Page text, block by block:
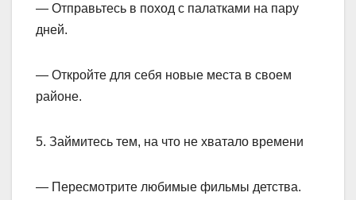
— Отправьтесь в поход с палатками на пару
дней.
— Откройте для себя новые места в своем
районе.
5. Займитесь тем, на что не хватало времени
— Пересмотрите любимые фильмы детства.